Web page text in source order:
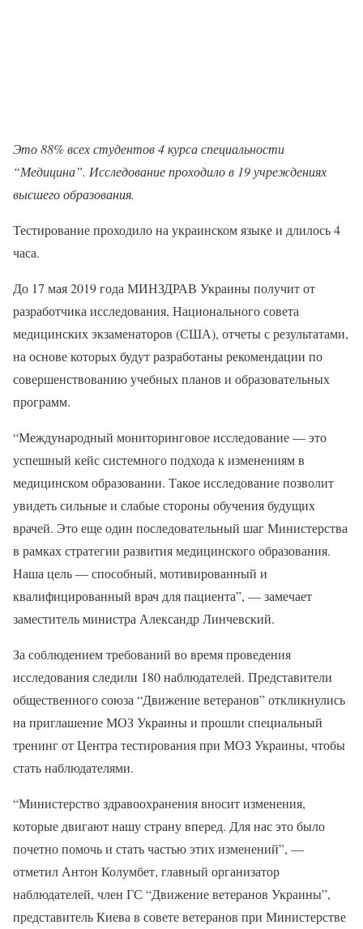
Это 88% всех студентов 4 курса специальности
“Медицина”. Исследование проходило в 19 учреждениях
высшего образования.
Тестирование проходило на украинском языке и длилось 4
часа.
До 17 мая 2019 года МИНЗДРАВ Украины получит от
разработчика исследования, Национального совета
медицинских экзаменаторов (США), отчеты с результатами,
на основе которых будут разработаны рекомендации по
совершенствованию учебных планов и образовательных
программ.
“Международный мониторинговое исследование — это
успешный кейс системного подхода к изменениям в
медицинском образовании. Такое исследование позволит
увидеть сильные и слабые стороны обучения будущих
врачей. Это еще один последовательный шаг Министерства
в рамках стратегии развития медицинского образования.
Наша цель — способный, мотивированный и
квалифицированный врач для пациента”, — замечает
заместитель министра Александр Линчевский.
За соблюдением требований во время проведения
исследования следили 180 наблюдателей. Представители
общественного союза “Движение ветеранов” откликнулись
на приглашение МОЗ Украины и прошли специальный
тренинг от Центра тестирования при МОЗ Украины, чтобы
стать наблюдателями.
“Министерство здравоохранения вносит изменения,
которые двигают нашу страну вперед. Для нас это было
почетно помочь и стать частью этих изменений”, —
отметил Антон Колумбет, главный организатор
наблюдателей, член ГС “Движение ветеранов Украины”,
представитель Киева в совете ветеранов при Министерстве